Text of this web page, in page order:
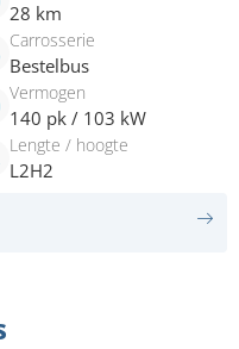
28 km
Carrosserie
Bestelbus
Vermogen
140 pk / 103 kW
Lengte / hoogte
L2H2